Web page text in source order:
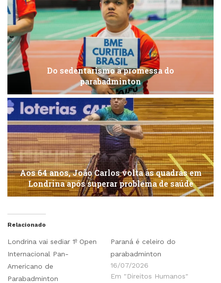
Do sedentarismo à promessa do
parabadminton
Aos 64 anos, João Carlos volta às quadras em
Londrina após superar problema de saúde
Relacionado
Londrina vai sediar 1º Open
Internacional Pan-
Americano de
Parabadminton
Paraná é celeiro do
parabadminton
16/07/2026
Em "Direitos Humanos"